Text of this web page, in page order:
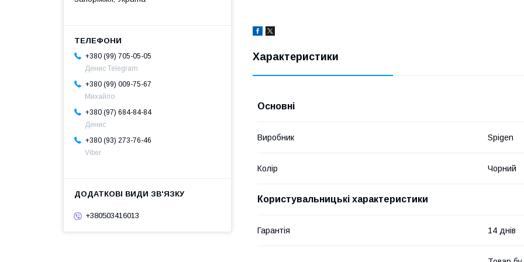
Характеристики
Основні
Виробник Spigen
Колір Чорний
Користувальницькі характеристики
Гарантія 14 днів
+380 (99) 705-05-05
Денис Telegram
+380 (99) 009-75-67
Михайло
+380 (97) 684-84-84
Денис
+380 (93) 273-76-46
Viber
+380503416013